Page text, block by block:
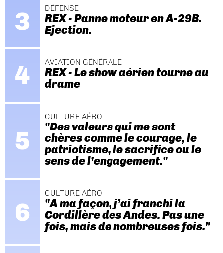
DÉFENSE
REX - Panne moteur en A-29B.
Ejection.
AVIATION GÉNÉRALE
REX - Le show aérien tourne au
drame
CULTURE AÉRO
"Des valeurs qui me sont
chères comme le courage, le
patriotisme, le sacrifice ou le
sens de l’engagement."
CULTURE AÉRO
"A ma façon, j’ai franchi la
Cordillère des Andes. Pas une
fois, mais de nombreuses fois."